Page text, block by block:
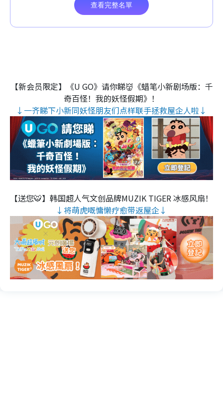
【新会员限定】《U GO》请你睇👹《蜡笔小新剧场版：千
奇百怪！我的妖怪假期》！
↓一齐睇下小新同妖怪朋友们点样联手拯救屋企人啦↓
【送您🐯】韩国超人气文创品牌MUZIK TIGER 冰感风扇！
↓将萌虎嘅慵懒疗愈带返屋企↓